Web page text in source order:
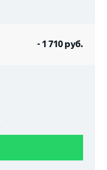
- 1 710руб.